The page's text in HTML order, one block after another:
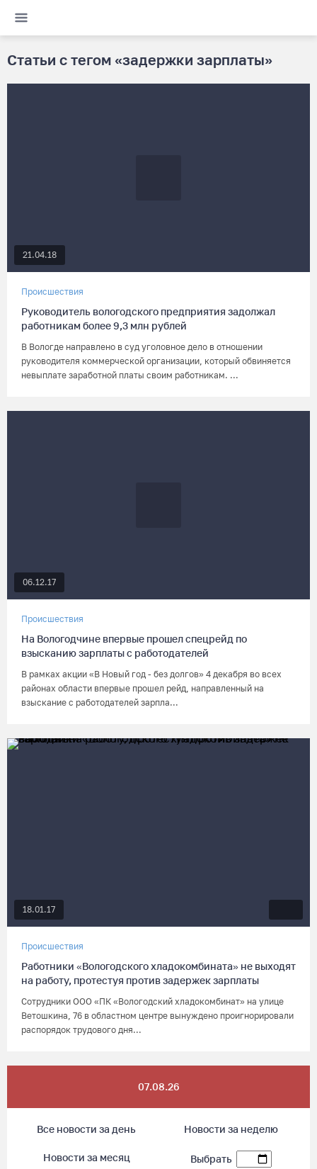
Статьи с тегом «задержки зарплаты»
21.04.18
Происшествия
Руководитель вологодского предприятия задолжал
работникам более 9,3 млн рублей
В Вологде направлено в суд уголовное дело в отношении
руководителя коммерческой организации, который обвиняется
невыплате заработной платы своим работникам. ...
06.12.17
Происшествия
На Вологодчине впервые прошел спецрейд по
взысканию зарплаты с работодателей
В рамках акции «В Новый год - без долгов» 4 декабря во всех
районах области впервые прошел рейд, направленный на
взыскание с работодателей зарпла...
18.01.17
Происшествия
Работники «Вологодского хладокомбината» не выходят
на работу, протестуя против задержек зарплаты
Сотрудники ООО «ПК «Вологодский хладокомбинат» на улице
Ветошкина, 76 в областном центре вынуждено проигнорировали
распорядок трудового дня...
07.08.26
Все новости за день Новости за неделю
Новости за месяц Выбрать